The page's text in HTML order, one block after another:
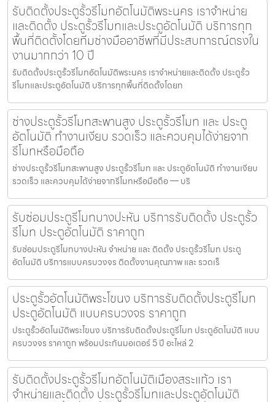
รับติดตั้งประตูรั้วรีโมทอัตโนมัติพระนคร เราจำหน่าย
และติดตั้ง ประตูรั้วรีโมทและประตูอัตโนมัติ บริการทุก
พื้นที่ติดตั้งโดยทีมช่างมืออาชีพที่มีประสบการณ์ตรงใน
งานมากกว่า 10 ปี
รับติดตั้งประตูรั้วรีโมทอัตโนมัติพระนคร เราจำหน่ายและติดตั้ง ประตูรั้ว
รีโมทและประตูอัตโนมัติ บริการทุกพื้นที่ติดตั้งโดยท
ช่างประตูรั้วรีโมทสะพานสูง ประตูรั้วรีโมท และ ประตู
อัตโนมัติ ทำงานเงียบ รวดเร็ว และควบคุมได้ง่ายจาก
รีโมทหรือมือถือ
ช่างประตูรั้วรีโมทสะพานสูง ประตูรั้วรีโมท และ ประตูอัตโนมัติ ทำงานเงียบ
รวดเร็ว และควบคุมได้ง่ายจากรีโมทหรือมือถือ — บริ
รับซ่อมประตูรีโมทบางปะหัน บริการรับติดตั้ง ประตูรั้ว
รีโมท ประตูอัตโนมัติ ราคาถูก
รับซ่อมประตูรีโมทบางปะหัน จำหน่าย และ ติดตั้ง ประตูรั้วรีโมท ประตู
อัตโนมัติ บริการแบบครบวงจร ติดตั้งงานคุณภาพ และ รวดเร็
ประตูรั้วอัตโนมัติพระโขนง บริการรับติดตั้งประตูรีโมท
ประตูอัตโนมัติ แบบครบวงจร ราคาถูก
ประตูรั้วอัตโนมัติพระโขนง บริการรับติดตั้งประตูรีโมท ประตูอัตโนมัติ แบบ
ครบวงจร ราคาถูก พร้อมประกันมอเตอร์ 5 ปี อะไหล่ 2
รับติดตั้งประตูรั้วรีโมทอัตโนมัติเมืองสระแก้ว เรา
จำหน่ายและติดตั้ง ประตูรั้วรีโมทและประตูอัตโนมัติ